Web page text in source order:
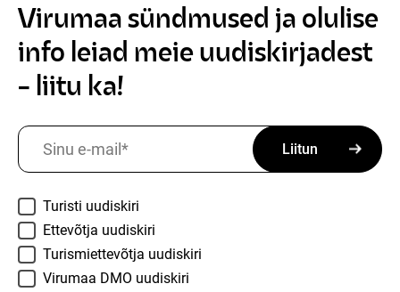
Virumaa sündmused ja olulise
info leiad meie uudiskirjadest
- liitu ka!
Sinu e-mail*
Teemad*
Turisti uudiskiri
Ettevõtja uudiskiri
Turismiettevõtja uudiskiri
Virumaa DMO uudiskiri